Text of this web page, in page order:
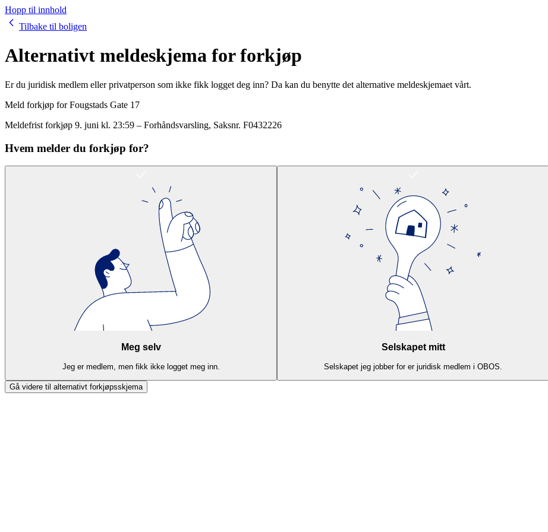
Hopp til innhold
Tilbake til boligen
Alternativt meldeskjema for forkjøp
Er du juridisk medlem eller privatperson som ikke fikk logget deg inn? Da kan du benytte det alternative meldeskjemaet vårt.
Meld forkjøp forFougstads Gate 17
Meldefrist forkjøp 9. juni kl. 23:59 – Forhåndsvarsling, Saksnr. F0432226
Hvem melder du forkjøp for?
Meg selv
Jeg er medlem, men fikk ikke logget meg inn.
Selskapet mitt
Selskapet jeg jobber for er juridisk medlem i OBOS.
Gå videre til alternativt forkjøpsskjema